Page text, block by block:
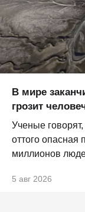
В мире
грозит
Ученые
оттого опасная
миллионов
5 авг 2026